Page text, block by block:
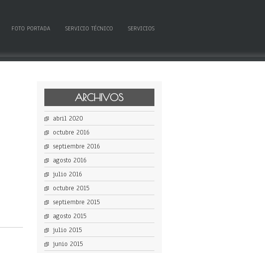
FOTO PORTADA SERVICIO TÉCNICO SERVICIOS
ARCHIVOS
abril 2020
octubre 2016
septiembre 2016
agosto 2016
julio 2016
octubre 2015
septiembre 2015
agosto 2015
julio 2015
junio 2015